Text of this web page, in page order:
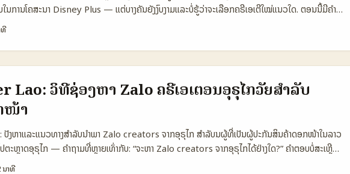
ນການໂຄສະນາ Disney Plus — ແຕ່ບາງຄັນຍັງງົບງາມແລະບໍ່ຮູ້ວ່າຈະເລືອກຄຣີເອເຕີໃໝ່ແນວໃດ. ຕອນນີ້ມີຄຳ
ຽກງານທີ່ສະໜັບສະໜຸນ Disney Plus ໃນ Ireland ຈັກອັນໄດ້ຈາກໃສ? ຈະວິເຄາະຄຣີເອເຕີແບບໃດເພື່ອເພີ່ມ
ະ conversion ຢູ່ຕະຫຼາດລາວ? ບົດຄວາມນີ້ສົນທະນາຈາກຂໍ້ມູນຮອບດ້ານ: ຂ່າວການຮ່ວມມືລ່ວງ OpenAI-
າງວິດີໂອດ້ວຍຕົວລະຄອນ Disney (ຂໍ້ຈຳກັດ: ຕົວລະຄອນຄືນໃຫ້ເປັນຕົວການອະນິເມຊັນ/ຄັບໜ້າ ບໍ່ແມ່ນນັກ
ະຄວາມຄິດເຫັນຈາກຄຣີເອເຕີທີ່ເປັນຜູ້ຮັບທ່ານ (ອ້າງຕາມ Disney ແລະ OpenAI press notes). ສະເລີຍ
ານດຳເນີນງານສຳລັບຜູ້ຂາຍຂ້າມຊາດ ແລະຜູ້ປະກອບການໃນລາວທີ່ຕ້ອງການການເຂົ້າເຖິງຄຣີເອເຕີ Ireland ຢ່າງ
າງ Snapshot: ການປຽບທຽບ Platform ສໍາລັບການຫາຄຣີເອເຕີ Ireland 🧩 Metric TikTok
(Ireland) Instagram (Ireland) 👥 Monthly Active 1.200.000 950.000 1.000.000
7.5% 4.2% 5.8% 💰 Influencer Rates (micro) €50–€200 €40–€180 €45–
Tools Hashtags, Creator Marketplace Search, Comment mining Location
⚖️ Best for Viral short-form, trends Long-form reviews, trailers Branded
ຕາຕະລາງສະແດງວ່າ TikTok ເປັນສະຖານທີ່ດີສຳລັບ viral hits ແລະ engagement ສູງ, ໃຫ້
Lao: ວິທີຊ່ອງຫາ Zalo ຄຣີເອເຕອນອຸຣຸໄກວັຍສຳລັບ
ໜ້າ
ປັງຫາແລະແນວທາງສໍາລັບນຳພາ Zalo creators ຈາກອຸຣຸໄກ ສຳລັບນຜູ້ທີ່ເປັນຜູ້ປະກັນສິນຄ້າດອກໜ້າໃນລາວ
ຕະຫຼາດອຸຣຸໄກ — ຄຳຖາມທີ່ຫຼາຍເທົ່າກັບ: “ຈະຫາ Zalo creators ຈາກອຸຣຸໄກໄດ້ຢ່າງໃດ?” ຄໍາຕອບບໍ່ສະເຫຼີມ
ຕຟອມທີ່ເປັນຕົວເລືອກໃນຫວຽດນາມ ແຕ່ການນຳໃຊ້ທີ່ອຸຣຸໄກມີຂະໜາດນ້ອຍ — ດັ່ງນັ້ນແນວທາງທີ່ຄວນ
ນາທີ